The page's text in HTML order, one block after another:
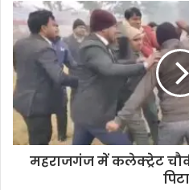
महराजगंज में कलेक्ट्रेट चौकी